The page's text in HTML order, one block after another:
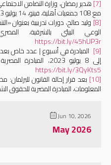
Jun 10, 2026
May 2026
[7]هدير رمضان، وزارة التضامن
مع 108 جمعيات أهلية، فيتو، 14 يوليو 2023،
[8]
الوعي البيئي بالشرقية، المصري اليوم،
https://bit.ly/45hUP3r
[9]
إلى 8 يوليو 2023، المبادرة المصرية للحقوق الشخصية، 10 يوليو 2023،
https://bit.ly/3QyKts5
[10] بعد قرار إحالة القانون
المعلومات، المبادرة المصرية للحقوق